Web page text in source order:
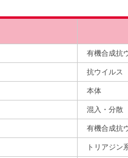
有機合成抗
抗ウイルス
本体
混入・分散
有機合成抗
トリアジン